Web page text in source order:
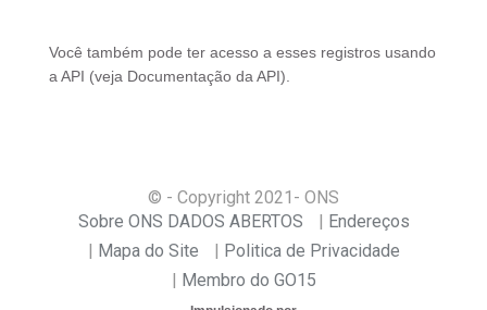
Você também pode ter acesso a esses registros usando
a API (veja Documentação da API ).
© - Copyright 2021 - ONS
Sobre ONS DADOS ABERTOS
Endereços
Mapa do Site
Politica de Privacidade
Membro do GO15